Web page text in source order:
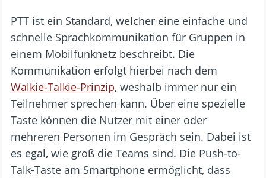
PTT ist ein Standard, welcher eine einfache und
schnelle Sprachkommunikation für Gruppen in
einem Mobilfunknetz beschreibt. Die
Kommunikation erfolgt hierbei nach dem
Walkie-Talkie-Prinzip, weshalb immer nur ein
Teilnehmer sprechen kann. Über eine spezielle
Taste können die Nutzer mit einer oder
mehreren Personen im Gespräch sein. Dabei ist
es egal, wie groß die Teams sind. Die Push-to-
Talk-Taste am Smartphone ermöglicht, dass